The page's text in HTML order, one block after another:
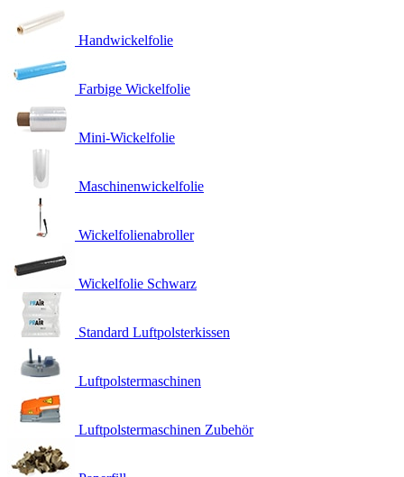
Handwickelfolie
Farbige Wickelfolie
Mini-Wickelfolie
Maschinenwickelfolie
Wickelfolienabroller
Wickelfolie Schwarz
Standard Luftpolsterkissen
Luftpolstermaschinen
Luftpolstermaschinen Zubehör